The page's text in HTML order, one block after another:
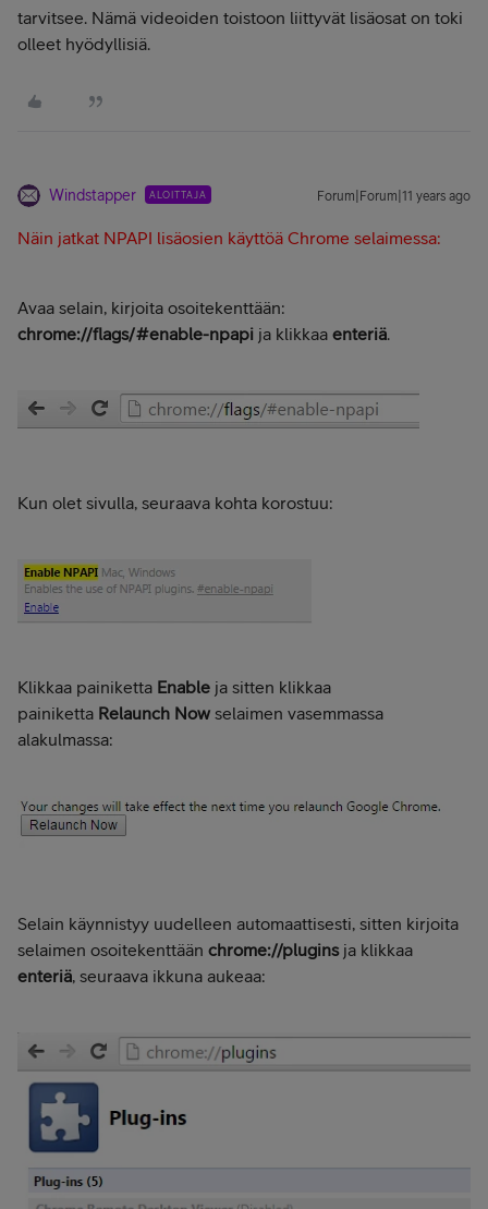
tarvitsee. Nämä videoiden toistoon liittyvät lisäosat on toki
olleet hyödyllisiä.
Windstapper ALOITTAJA Forum|Forum|11 years ago
Näin jatkat NPAPI lisäosien käyttöä Chrome selaimessa:
Avaa selain, kirjoita osoitekenttään:
chrome://flags/#enable-npapi ja klikkaa enteriä.
Kun olet sivulla, seuraava kohta korostuu:
Klikkaa painiketta Enable ja sitten klikkaa
painiketta Relaunch Now selaimen vasemmassa
alakulmassa:
Selain käynnistyy uudelleen automaattisesti, sitten kirjoita
selaimen osoitekenttään chrome://pluginsja klikkaa
enteriä, seuraava ikkuna aukeaa: